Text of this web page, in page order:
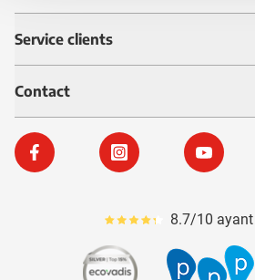
Service clients
Contact
Facebook Instagram YouTube
Le pourcentage moyen
8.7/10